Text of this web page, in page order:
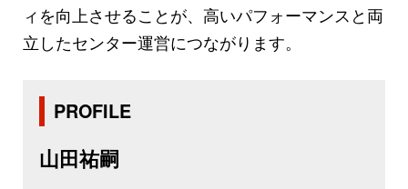
ィを向上させることが、高いパフォーマンスと両
立したセンター運営につながります。
PROFILE
山田祐嗣